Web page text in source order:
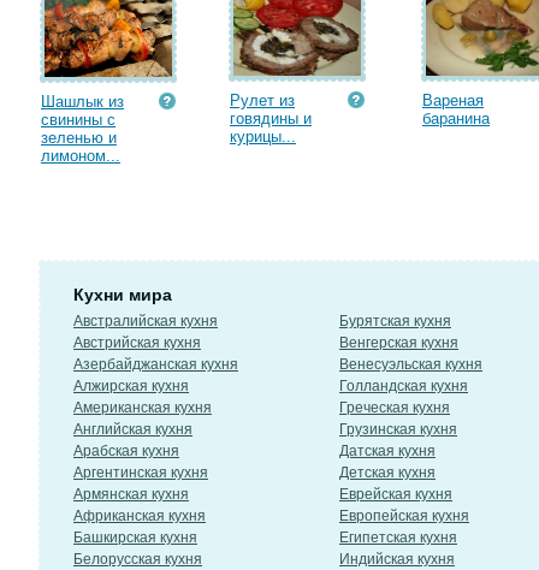
Шашлык из
свинины с
зеленью и
лимоном...
Рулет из
говядины и
курицы...
Вареная
баранина
Кухни мира
Австралийская кухня
Австрийская кухня
Азербайджанская кухня
Алжирская кухня
Американская кухня
Английская кухня
Арабская кухня
Аргентинская кухня
Армянская кухня
Африканская кухня
Башкирская кухня
Белорусская кухня
Бурятская кухня
Венгерская кухня
Венесуэльская кухня
Голландская кухня
Греческая кухня
Грузинская кухня
Датская кухня
Детская кухня
Еврейская кухня
Европейская кухня
Египетская кухня
Индийская кухня